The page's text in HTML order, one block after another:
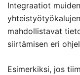
Integraatiot
mahdollistavat
siirtämisen eri
Esimerkiksi, jos